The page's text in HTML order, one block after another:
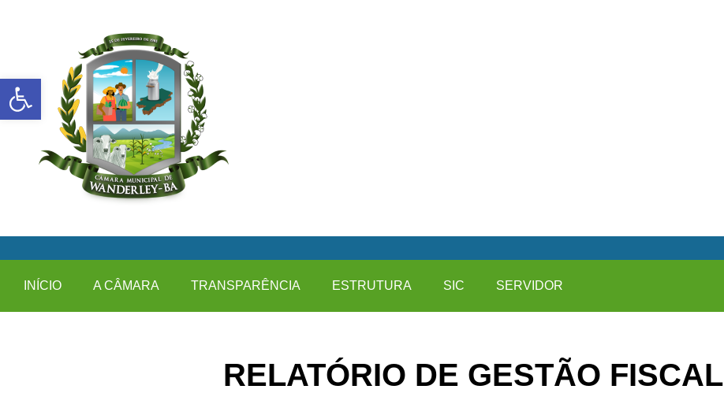
INÍCIO A CÂMARA TRANSPARÊNCIA ESTRUTURA SIC SERVIDOR
RELATÓRIO DE GESTÃO FISCAL
Abrir a barra de ferramentas